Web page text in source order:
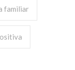
familiar